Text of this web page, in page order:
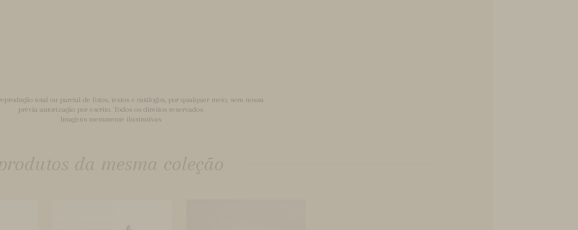
total ou parcial de fotos, textos e catálogos, por qualquer meio, sem nossa
prévia autorização por escrito. Todos os direitos reservados
Imagens meramente ilustrativas
da mesma coleção